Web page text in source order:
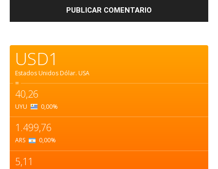
USD1
Estados Unidos Dólar. USA
=
40,26
UYU 0,00%
1.499,76
ARS 0,00%
5,11